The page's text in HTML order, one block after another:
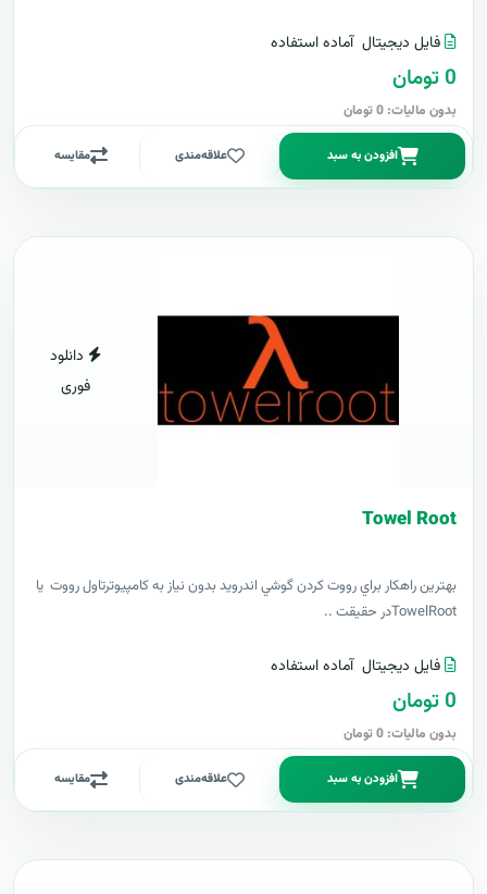
فایل دیجیتال آماده استفاده
0 تومان
بدون مالیات: 0 تومان
افزودن به سبد علاقه‌مندی مقایسه
دانلود
فوری
Towel Root
بهترين راهکار براي رووت کردن گوشي اندرويد بدون نياز به کامپيوترتاول رووت يا
TowelRootدر حقيقت ..
فایل دیجیتال آماده استفاده
0 تومان
بدون مالیات: 0 تومان
افزودن به سبد علاقه‌مندی مقایسه